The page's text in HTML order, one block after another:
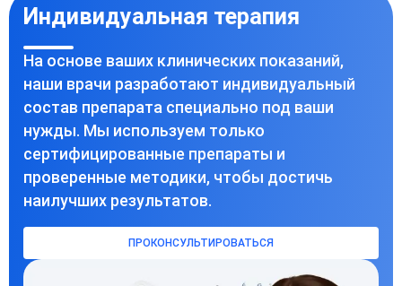
Индивидуальная терапия
На основе ваших клинических показаний,
наши врачи разработают индивидуальный
состав препарата специально под ваши
нужды. Мы используем только
сертифицированные препараты и
проверенные методики, чтобы достичь
наилучших результатов.
ПРОКОНСУЛЬТИРОВАТЬСЯ